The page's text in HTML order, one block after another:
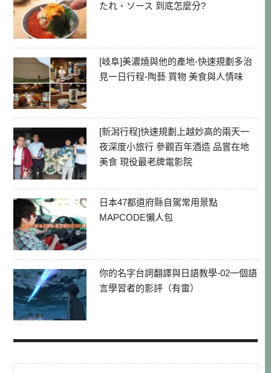
たれ、ソース 到底怎麼分?
[岐阜]美濃燒與他的產地-快速規劃多治
見一日行程-陶藝 買物 美食與人情味
[新潟行程]快速規劃上越妙高的兩天一
夜深度小旅行 參觀百年酒造 品嘗在地
美食 現役最老牌電影院
日本47都道府縣自駕常用景點
MAPCODE懶人包
你的名字台詞翻譯與日語教學-02一個語
言學習者的影評（有雷）